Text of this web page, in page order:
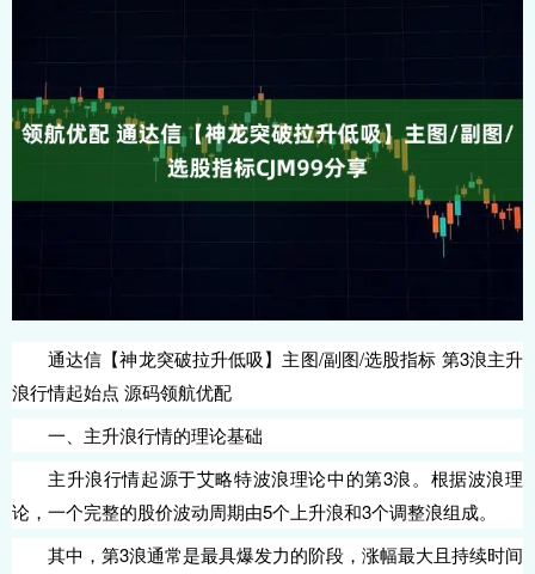
通达信【神龙突破拉升低吸】主图/副图/选股指标 第3浪主升
浪行情起始点 源码领航优配
一、主升浪行情的理论基础
主升浪行情起源于艾略特波浪理论中的第3浪。根据波浪理
论，一个完整的股价波动周期由5个上升浪和3个调整浪组成。
其中，第3浪通常是最具爆发力的阶段，涨幅最大且持续时间